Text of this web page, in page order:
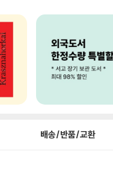
배송/반품/교환